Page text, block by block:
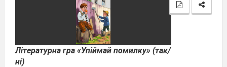
Літературна гра «Упіймай помилку» (так/
ні)